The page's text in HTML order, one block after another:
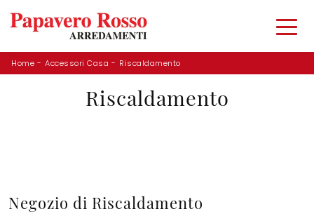
Home - Accessori Casa - Riscaldamento
Riscaldamento
Negozio di Riscaldamento